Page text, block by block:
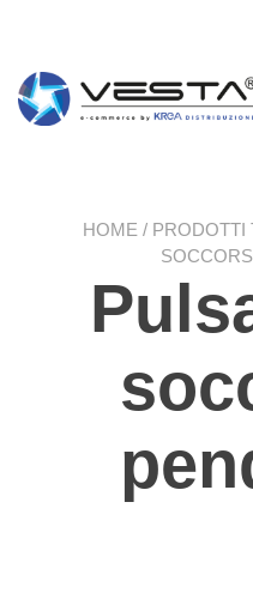
HOME / PRODOTTI